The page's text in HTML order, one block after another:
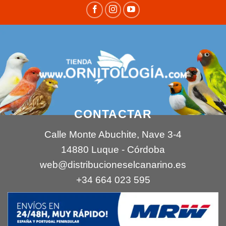
CONTACTAR
Calle Monte Abuchite, Nave 3-4
14880 Luque - Córdoba
web@distribucioneselcanarino.es
+34 664 023 595